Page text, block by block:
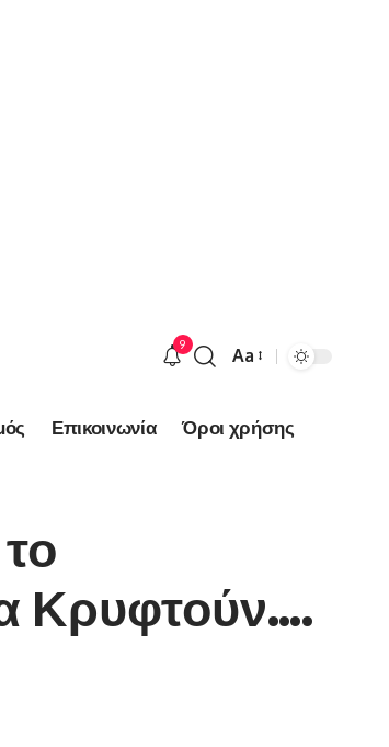
9
Font
Aa
Επικοινωνία Όροι χρήσης
Κρυφτούν….